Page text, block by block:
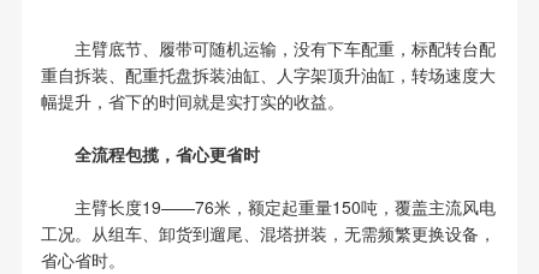
主臂底节、履带可随机运输，没有下车配重，标配转台配
重自拆装、配重托盘拆装油缸、人字架顶升油缸，转场速度大
幅提升，省下的时间就是实打实的收益。
全流程包揽，省心更省时
主臂长度19——76米，额定起重量150吨，覆盖主流风电
工况。从组车、卸货到遛尾、混塔拼装，无需频繁更换设备，
省心省时。